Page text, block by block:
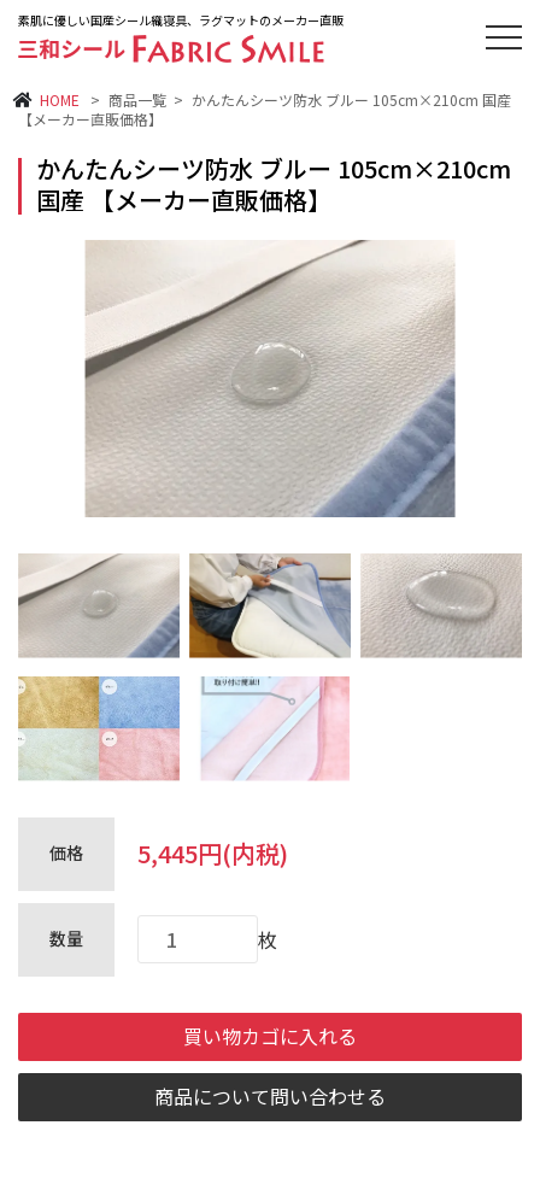
素肌に優しい国産シール織寝具、ラグマットのメーカー直販
毛布・ケット 絨毯・マット
ベストセラー 新商品
フェイクファー アウトレット
会員登録
お買い物ガイド
当社設備
HOME > 商品一覧 > かんたんシーツ防水 ブルー 105cm×210cm 国産
【メーカー直販価格】
かんたんシーツ防水 ブルー 105cm×210cm
国産 【メーカー直販価格】
価格 5,445円(内税)
数量 枚
買い物カゴに入れる
商品について問い合わせる